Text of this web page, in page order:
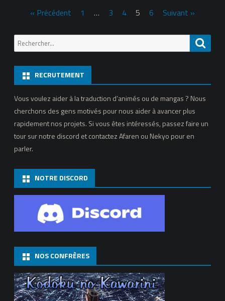
05
Pagination
publications
« Précédent 1 … 3 4 5 6 Suivant »
Recherche
pour:
RECRUTEMENT
Vous voulez aider à la traduction d’animés ou de mangas ? Nous
cherchons des gens motivés pour nous aider à avancer plus
rapidement nos projets. Si vous êtes intéressés, passez faire un
tour sur notre discord et contactez Afaren ou Nekyo pour en
parler.
NOTRE DISCORD
NOS CONFRÈRES